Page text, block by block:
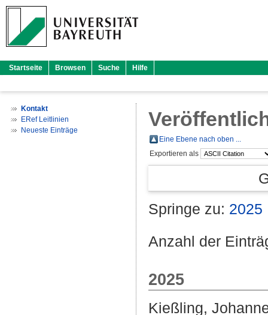
Startseite Browsen Suche Hilfe
Kontakt
ERef Leitlinien
Neueste Einträge
Eine Ebene nach oben ...
Exportieren als
Springe zu: 2025
Anzahl der
2025
Kießling,